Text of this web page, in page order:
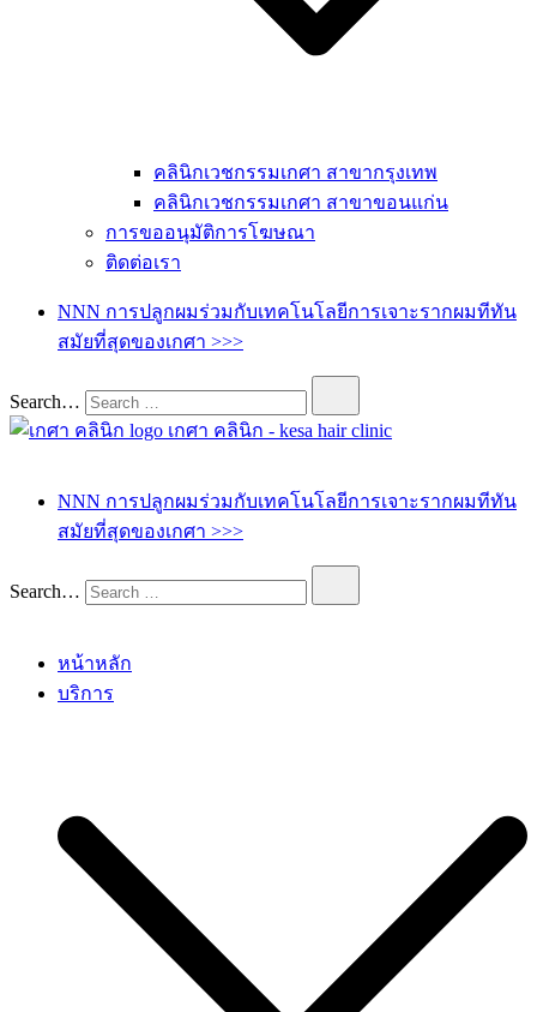
คลินิกเวชกรรมเกศา สาขากรุงเทพ
คลินิกเวชกรรมเกศา สาขาขอนแก่น
การขออนุมัติการโฆษณา
ติดต่อเรา
NNN การปลูกผมร่วมกับเทคโนโลยีการเจาะรากผมทีทัน
สมัยที่สุดของเกศา >>>
Search…
NNN การปลูกผมร่วมกับเทคโนโลยีการเจาะรากผมทีทัน
สมัยที่สุดของเกศา >>>
Search…
หน้าหลัก
บริการ